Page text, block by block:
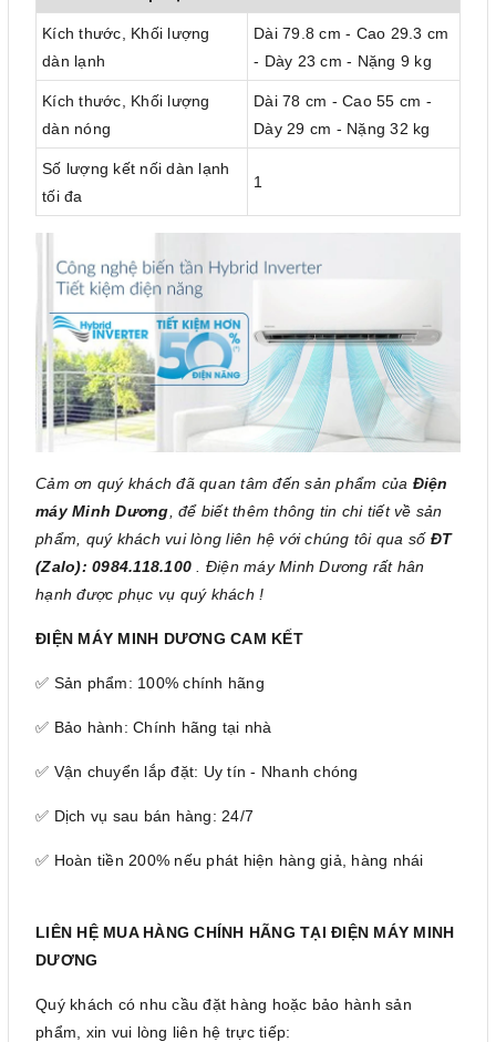
Kích thước, Khối lượng
dàn lạnh
Dài 79.8 cm - Cao 29.3 cm
- Dày 23 cm - Nặng 9 kg
Kích thước, Khối lượng
dàn nóng
Dài 78 cm - Cao 55 cm -
Dày 29 cm - Nặng 32 kg
Số lượng kết nối dàn lạnh
tối đa
1
Cảm ơn quý khách đã quan tâm đến sản phẩm của Điện
máy Minh Dương , để biết thêm thông tin chi tiết về sản
phẩm, quý khách vui lòng liên hệ với chúng tôi qua số ĐT
(Zalo): 0984.118.100
. Điện máy Minh Dương rất hân
hạnh được phục vụ quý khách !
ĐIỆN MÁY MINH DƯƠNG CAM KẾT
✅ Sản phẩm: 100% chính hãng
✅ Bảo hành: Chính hãng tại nhà
✅ Vận chuyển lắp đặt: Uy tín - Nhanh chóng
✅ Dịch vụ sau bán hàng: 24/7
✅ Hoàn tiền 200% nếu phát hiện hàng giả, hàng nhái
LIÊN HỆ MUA HÀNG CHÍNH HÃNG TẠI ĐIỆN MÁY MINH
DƯƠNG
Quý khách có nhu cầu đặt hàng hoặc bảo hành sản
phẩm, xin vui lòng liên hệ trực tiếp: